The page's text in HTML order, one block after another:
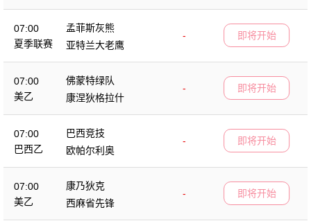
07:00
夏季联赛
孟菲斯灰熊
-
亚特兰大老鹰
即将开始
07:00
美乙
佛蒙特绿队
-
康涅狄格拉什
即将开始
07:00
巴西乙
巴西竞技
-
欧帕尔利奥
即将开始
07:00
美乙
康乃狄克
-
西麻省先锋
即将开始